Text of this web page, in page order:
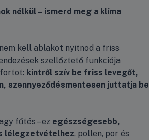
nélkül – ismerd meg a klíma
kell ablakot nyitnod a friss
szellőztető funkciója
kintről szív be friss levegőt,
szennyeződésmentesen juttatja be
fűtés – ez egészségesebb,
lélegzetvételhez, pollen, por és